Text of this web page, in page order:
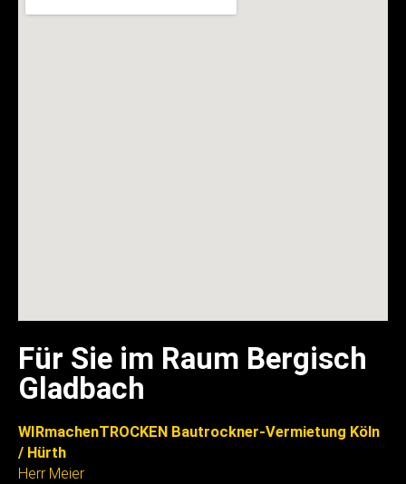
Für Sie im Raum Bergisch
Gladbach
WIRmachenTROCKEN Bautrockner-Vermietung Köln
/ Hürth
Herr Meier